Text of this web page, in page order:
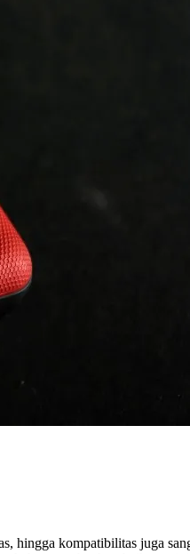
hingga kompatibilitas juga